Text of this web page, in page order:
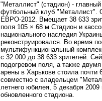
"Металлист" (стадион) -
футбольный клуб "Металлист".
ЕВРО-2012. Вмещает 38 633
поля 105 × 68 м Стадион и
национального наследия
реконструировался. Во время
мультифункциональный
с 32 000 до 38 633 зрителей.
подогревом поля, а также
арены в Харькове стоила почти
совместно с владельцем
летнего юбилея, 5 декабря 2009
обновленного стадиона.